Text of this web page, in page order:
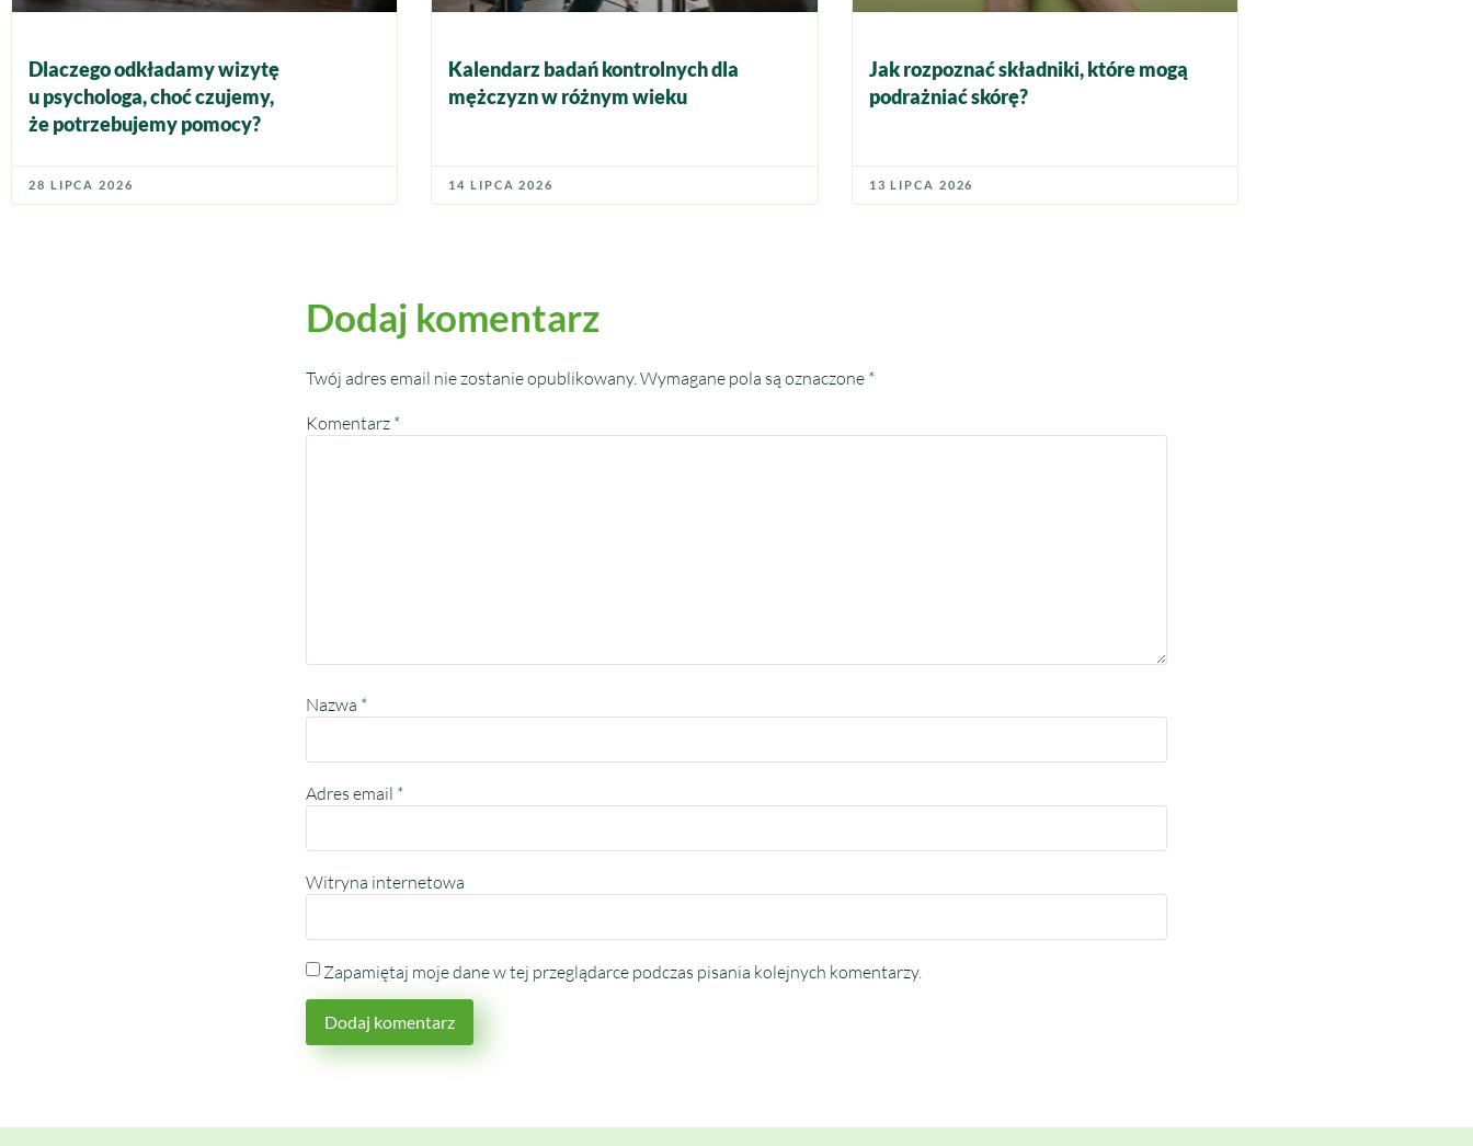
Dlaczego odkładamy wizytę
u psychologa, choć czujemy,
że potrzebujemy pomocy?
28 LIPCA 2026
Kalendarz badań kontrolnych dla
mężczyzn w różnym wieku
14 LIPCA 2026
Jak rozpoznać składniki, które mogą
podrażniać skórę?
13 LIPCA 2026
Dodaj komentarz
Twój adres email nie zostanie opublikowany. Wymagane pola są oznaczone *
Komentarz *
Nazwa *
Adres email *
Witryna internetowa
Zapamiętaj moje dane w tej przeglądarce podczas pisania kolejnych komentarzy.